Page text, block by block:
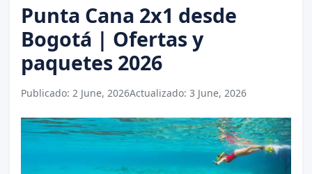
Punta Cana 2x1 desde
Bogotá | Ofertas y
paquetes 2026
Publicado: 2 June, 2026Actualizado: 3 June, 2026